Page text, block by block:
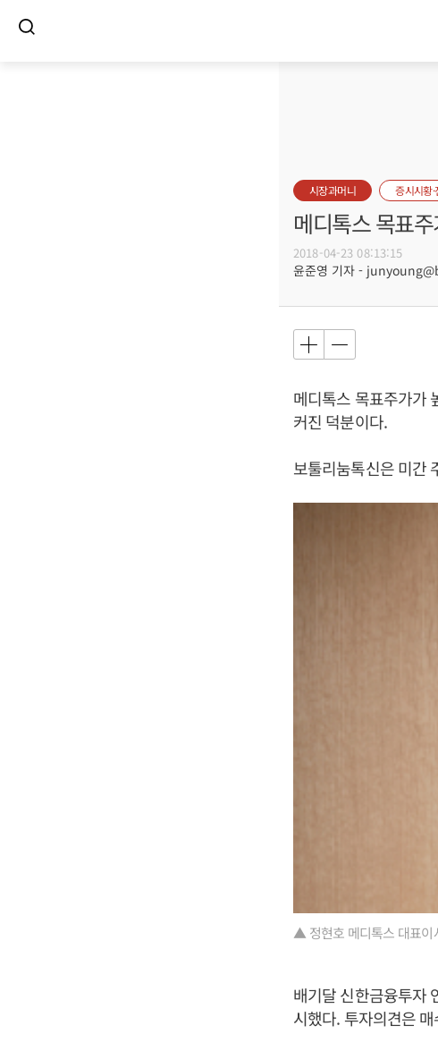
시장과머니 증시시황
메디톡스 목표
2018-04-23 08:13:15
윤준영 기자 -
메디톡스 목표주가가
커진 덕분이다.
보툴리눔톡신은 미간
▲ 정현호 메디톡스 대표이
배기달 신한금융투자
시했다. 투자의견은